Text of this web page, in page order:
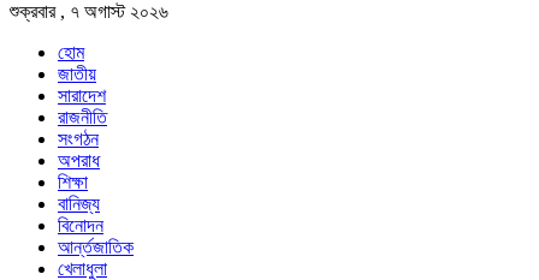
শুক্রবার , ৭ অগাস্ট ২০২৬
হোম
জাতীয়
সারাদেশ
রাজনীতি
সংগঠন
অপরাধ
শিক্ষা
বানিজ্য
বিনোদন
আর্ন্তজাতিক
খেলাধুলা